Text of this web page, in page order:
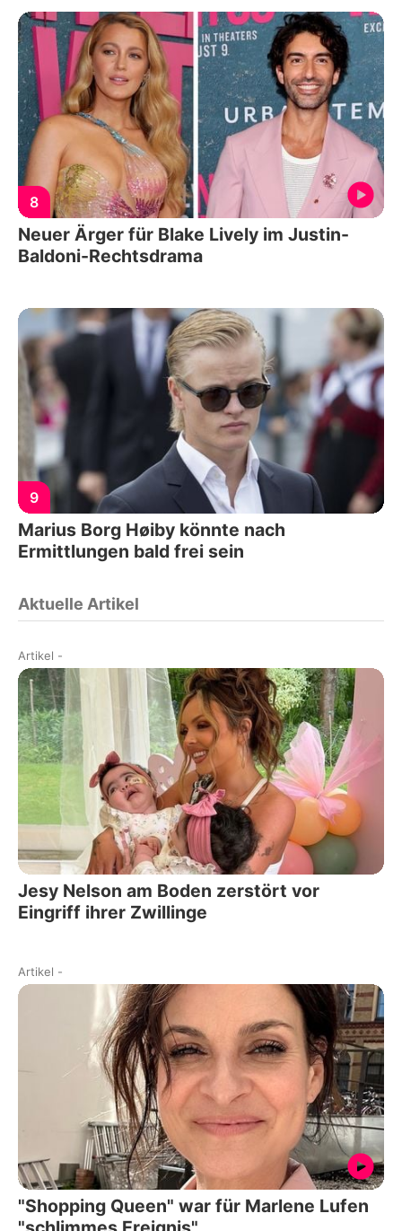
8
Neuer Ärger für Blake Lively im Justin-
Baldoni-Rechtsdrama
9
Marius Borg Høiby könnte nach
Ermittlungen bald frei sein
Aktuelle Artikel
Artikel -
Jesy Nelson am Boden zerstört vor
Eingriff ihrer Zwillinge
Artikel -
"Shopping Queen" war für Marlene Lufen